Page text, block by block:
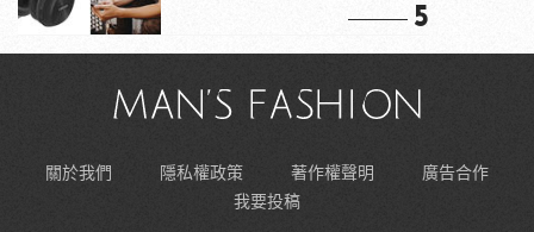
5
關於我們 隱私權政策 著作權聲明
廣告合作
我要投稿